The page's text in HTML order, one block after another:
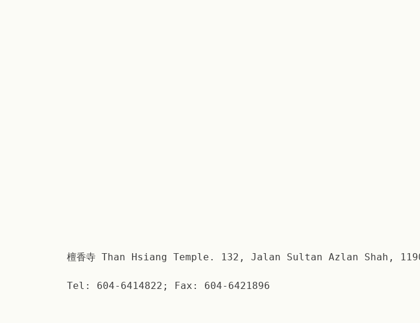
檀香寺 Than Hsiang Temple. 132, Jalan Sultan Azlan Shah,
Tel: 604-6414822; Fax: 604-6421896